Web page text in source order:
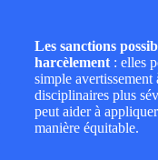
Les sanctions
harcèlement : elles
simple avertissement
disciplinaires plus
peut aider à
manière équitable.